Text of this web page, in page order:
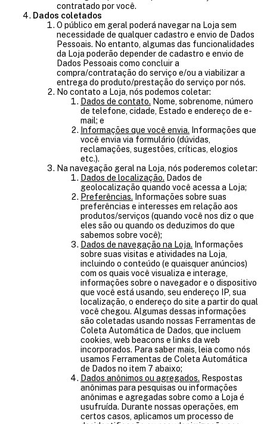
contratado por você.
Dados coletados
O público em geral poderá navegar na Loja sem
necessidade de qualquer cadastro e envio de Dados
Pessoais. No entanto, algumas das funcionalidades
da Loja poderão depender de cadastro e envio de
Dados Pessoais como concluir a
compra/contratação do serviço e/ou a viabilizar a
entrega do produto/prestação do serviço por nós.
No contato a Loja, nós podemos coletar:
Dados de contato. Nome, sobrenome, número
de telefone, cidade, Estado e endereço de e-
mail; e
Informações que você envia. Informações que
você envia via formulário (dúvidas,
reclamações, sugestões, críticas, elogios
etc.).
Na navegação geral na Loja, nós poderemos coletar:
Dados de localização. Dados de
geolocalização quando você acessa a Loja;
Preferências. Informações sobre suas
preferências e interesses em relação aos
produtos/serviços (quando você nos diz o que
eles são ou quando os deduzimos do que
sabemos sobre você);
Dados de navegação na Loja. Informações
sobre suas visitas e atividades na Loja,
incluindo o conteúdo (e quaisquer anúncios)
com os quais você visualiza e interage,
informações sobre o navegador e o dispositivo
que você está usando, seu endereço IP, sua
localização, o endereço do site a partir do qual
você chegou. Algumas dessas informações
são coletadas usando nossas Ferramentas de
Coleta Automática de Dados, que incluem
cookies, web beacons e links da web
incorporados. Para saber mais, leia como nós
usamos Ferramentas de Coleta Automática
de Dados no item 7 abaixo;
Dados anônimos ou agregados. Respostas
anônimas para pesquisas ou informações
anônimas e agregadas sobre como a Loja é
usufruída. Durante nossas operações, em
certos casos, aplicamos um processo de